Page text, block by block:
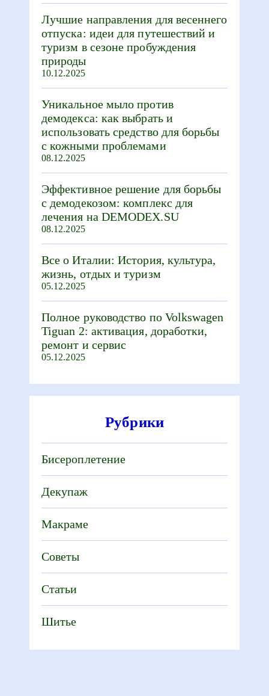
Лучшие направления для весеннего
отпуска: идеи для путешествий и
туризм в сезоне пробуждения
природы
10.12.2025
Уникальное мыло против
демодекса: как выбрать и
использовать средство для борьбы
с кожными проблемами
08.12.2025
Эффективное решение для борьбы
с демодекозом: комплекс для
лечения на DEMODEX.SU
08.12.2025
Все о Италии: История, культура,
жизнь, отдых и туризм
05.12.2025
Полное руководство по Volkswagen
Tiguan 2: активация, доработки,
ремонт и сервис
05.12.2025
Рубрики
Бисероплетение
Декупаж
Макраме
Советы
Статьи
Шитье